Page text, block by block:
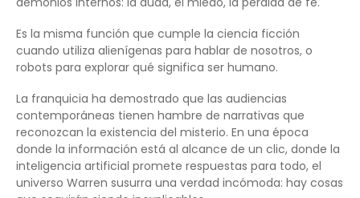
Es la misma función que cumple la ciencia ficción
cuando utiliza alienígenas para hablar de nosotros, o
robots para explorar qué significa ser humano.
La franquicia ha demostrado que las audiencias
contemporáneas tienen hambre de narrativas que
reconozcan la existencia del misterio. En una época
donde la información está al alcance de un clic, donde la
inteligencia artificial promete respuestas para todo, el
universo Warren susurra una verdad incómoda: hay cosas